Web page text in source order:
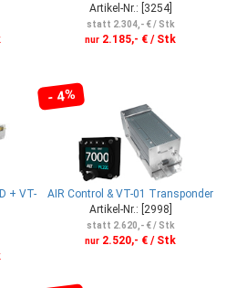
Artikel-Nr.: [3254]
statt 2.304,- € / Stk
nur 2.185,- € / Stk
+ VT-
- 4%
AIR Control & VT-01 Transponder
Artikel-Nr.: [2998]
statt 2.620,- € / Stk
nur 2.520,- € / Stk